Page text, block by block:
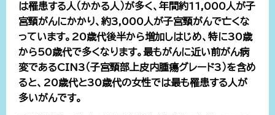
は罹患する人（かかる人）が多く、年間約11,000人が子
宮頸がんにかかり、約3,000人が子宮頸がんで亡くな
っています。20歳代後半から増加しはじめ、特に30歳
から50歳代で多くなります。最もがんに近い前がん病
変であるCIN3（子宮頸部上皮内腫瘍グレード3）を含め
ると、20歳代と30歳代の女性では最も罹患する人が
多いがんです。